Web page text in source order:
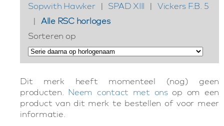
Sopwith Hawker | SPAD XIII | Vickers F.B. 5
| Alle RSC horloges
Sorteren op
Dit merk heeft momenteel (nog) geen
producten. Neem contact met onsop om een
product van dit merk te bestellen of voor meer
informatie.